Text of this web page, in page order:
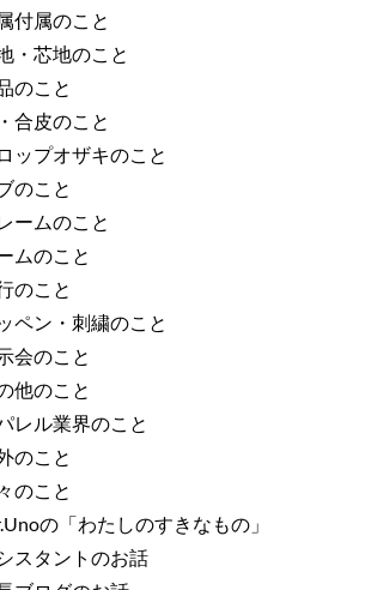
付属のこと
・芯地のこと
のこと
合皮のこと
ップオザキのこと
のこと
ームのこと
ムのこと
のこと
ペン・刺繍のこと
会のこと
他のこと
レル業界のこと
のこと
のこと
の「わたしのすきなもの」
スタントのお話